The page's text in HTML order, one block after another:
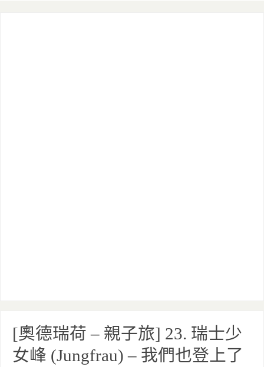
[奧德瑞荷 – 親子旅] 23. 瑞士少
女峰 (Jungfrau) – 我們也登上了